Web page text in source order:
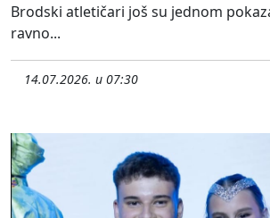
Brodski atletičari još su jednom
ravno...
14.07.2026. u 07:30